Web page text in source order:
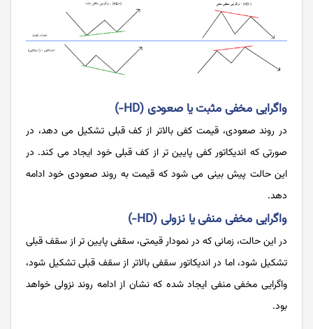
واگرایی مخفی مثبت یا صعودی(HD-)
در روند صعودی، قیمت کفی بالاتر از کف قبلی تشکیل می ‌دهد، در
صورتی‌ که اندیکاتور کفی پایین ‌تر از کف قبلی خود ایجاد می ‌کند. در
این حالت پیش ‌بینی می ‌شود که قیمت به روند صعودی خود ادامه
دهد.
واگرایی مخفی منفی یا نزولی (HD-)
در این حالت، زمانی که در نمودار قیمتی، سقفی پایین ‌تر از سقف قبلی
تشکیل شود، اما در اندیکاتور سقفی بالاتر از سقف قبلی تشکیل شود،
واگرایی مخفی منفی ایجاد شده‌ که نشان از ادامه روند نزولی خواهد
بود.